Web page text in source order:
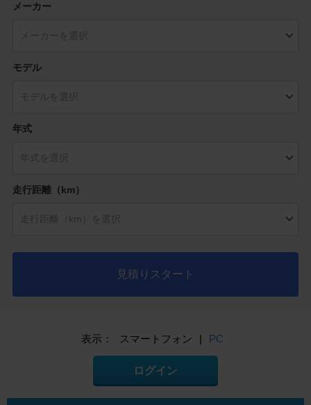
メーカー
モデル
年式
走行距離（km）
見積りスタート
表示： スマートフォン | PC
ログイン